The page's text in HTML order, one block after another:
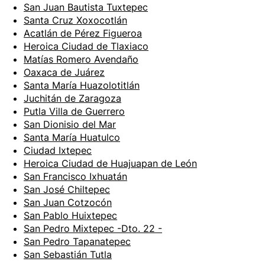
San Juan Bautista Tuxtepec
Santa Cruz Xoxocotlán
Acatlán de Pérez Figueroa
Heroica Ciudad de Tlaxiaco
Matías Romero Avendaño
Oaxaca de Juárez
Santa María Huazolotitlán
Juchitán de Zaragoza
Putla Villa de Guerrero
San Dionisio del Mar
Santa María Huatulco
Ciudad Ixtepec
Heroica Ciudad de Huajuapan de León
San Francisco Ixhuatán
San José Chiltepec
San Juan Cotzocón
San Pablo Huixtepec
San Pedro Mixtepec -Dto. 22 -
San Pedro Tapanatepec
San Sebastián Tutla